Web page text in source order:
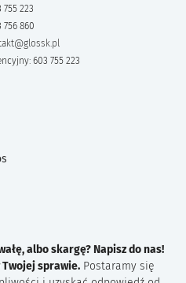
755 223
756 860
603 755 223
albo skargę? Napisz do nas!
sprawie. Postaramy się